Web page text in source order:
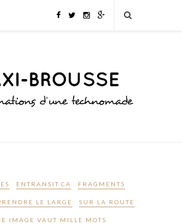
ENTRANSIT.CA FRAGMENTS
LE LARGE SUR LA ROUTE
IMAGE VAUT MILLE MOTS